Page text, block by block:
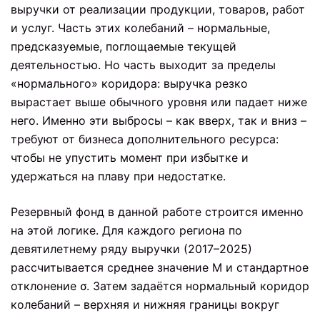
выручки от реализации продукции, товаров, работ
и услуг. Часть этих колебаний – нормальные,
предсказуемые, поглощаемые текущей
деятельностью. Но часть выходит за пределы
«нормального» коридора: выручка резко
вырастает выше обычного уровня или падает ниже
него. Именно эти выбросы – как вверх, так и вниз –
требуют от бизнеса дополнительного ресурса:
чтобы не упустить момент при избытке и
удержаться на плаву при недостатке.
Резервный фонд в данной работе строится именно
на этой логике. Для каждого региона по
девятилетнему ряду выручки (2017–2025)
рассчитывается среднее значение M и стандартное
отклонение σ. Затем задаётся нормальный коридор
колебаний – верхняя и нижняя границы вокруг